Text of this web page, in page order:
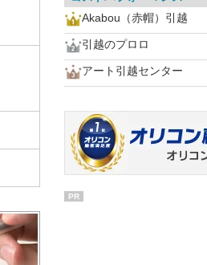
Akabou（赤帽）引越
引越のプロロ
アート引越センター
PR